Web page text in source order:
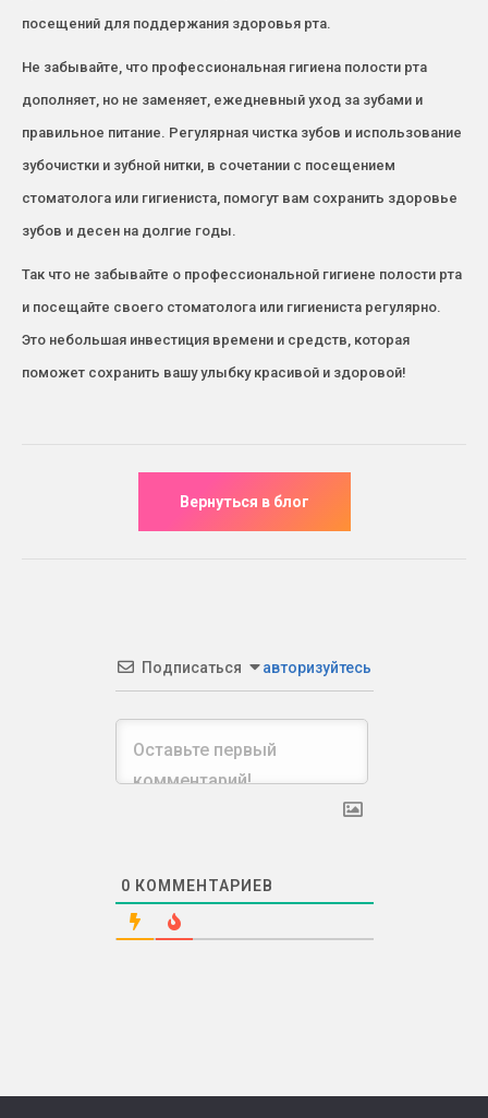
посещений для поддержания здоровья рта.
Не забывайте, что профессиональная гигиена полости рта
дополняет, но не заменяет, ежедневный уход за зубами и
правильное питание. Регулярная чистка зубов и использование
зубочистки и зубной нитки, в сочетании с посещением
стоматолога или гигиениста, помогут вам сохранить здоровье
зубов и десен на долгие годы.
Так что не забывайте о профессиональной гигиене полости рта
и посещайте своего стоматолога или гигиениста регулярно.
Это небольшая инвестиция времени и средств, которая
поможет сохранить вашу улыбку красивой и здоровой!
Подписаться авторизуйтесь
0 КОММЕНТАРИЕВ